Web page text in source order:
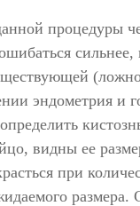
процедуры
эндометрия и
видны ее
при